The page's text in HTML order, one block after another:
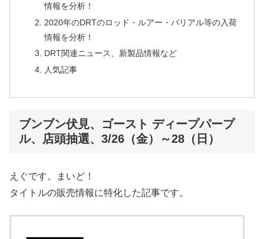
情報を分析！
2020年のDRTのロッド・ルアー・バリアル等の入荷
情報を分析！
DRT関連ニュース、新製品情報など
人気記事
ブンブン伏見、ゴースト ディープパープ
ル、店頭抽選、3/26（金）～28（日）
えぐです。まいど！
タイトルの販売情報に特化した記事です。